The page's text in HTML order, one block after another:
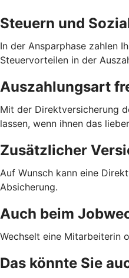
Steuern und
In der Ansparphase zahlen
Steuervorteilen in der
Auszahlungsart
Mit der Direktversicherung
lassen, wenn ihnen das
Zusätzlicher
Auf Wunsch kann eine
Absicherung.
Auch beim
Wechselt eine Mitarbeiterin
Das könnte Sie